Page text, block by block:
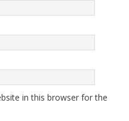
in this browser for the